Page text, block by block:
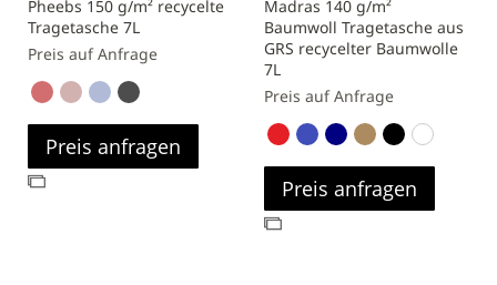
Pheebs 150 g/m² recycelte
Tragetasche 7L
Preis auf Anfrage
Preis anfragen
Zur
Madras 140 g/m²
Baumwoll Tragetasche aus
GRS recycelter Baumwolle
7L
Preis auf Anfrage
Preis anfragen
Zur